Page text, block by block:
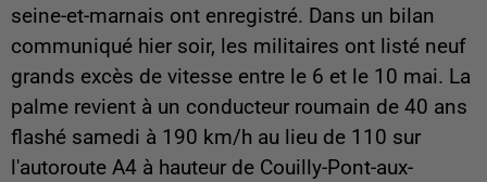
seine-et-marnais ont enregistré. Dans un bilan
communiqué hier soir, les militaires ont listé neuf
grands excès de vitesse entre le 6 et le 10 mai. La
palme revient à un conducteur roumain de 40 ans
flashé samedi à 190 km/h au lieu de 110 sur
l'autoroute A4 à hauteur de Couilly-Pont-aux-